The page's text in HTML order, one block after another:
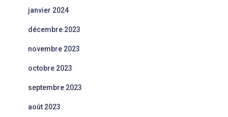
janvier 2024
décembre 2023
novembre 2023
octobre 2023
septembre 2023
août 2023